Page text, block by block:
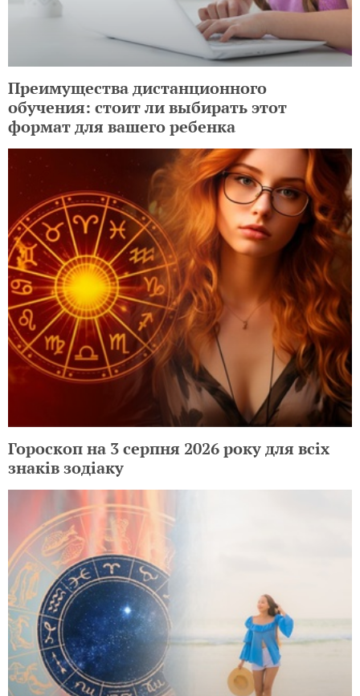
Преимущества дистанционного
обучения: стоит ли выбирать этот
формат для вашего ребенка
Гороскоп на 3 серпня 2026 року для всіх
знаків зодіаку